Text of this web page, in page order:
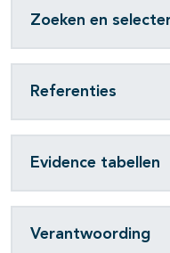
Zoeken en
Referenties
Evidence tabellen
Verantwoording